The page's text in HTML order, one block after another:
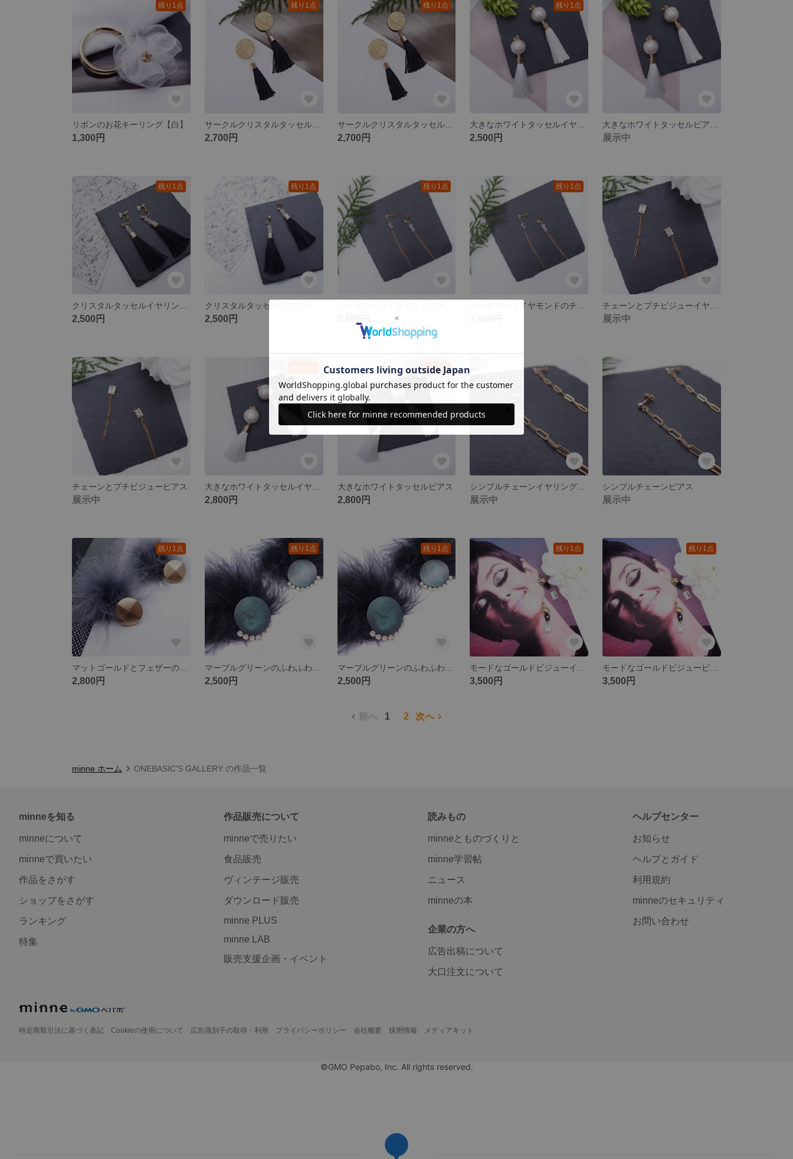
残り1点
リボンのお花キーリング【白】
1,300円
残り1点
サークルクリスタルタッセルイヤリング
2,700円
残り1点
サークルクリスタルタッセルピアス
2,700円
残り1点
2,500円 展示中
残り1点
2,500円
残り1点
クリスタルタッセルピアスS
2,500円
残り1点 残り1点
展示中
チェーンとプチビジューピアス
展示中 2,800円
残り1点
大きなホワイトタッセルピアス
2,800円 展示中
シンプルチェーンピアス
展示中
残り1点
2,800円
残り1点
2,500円
残り1点
2,500円
残り1点
3,500円
残り1点
3,500円
前へ 1 2 次へ
minne ホーム ONEBASIC'S GALLERY の作品一覧
minneを知る
minneについて
minneで買いたい
作品をさがす
ショップをさがす
ランキング
特集
作品販売について
minneで売りたい
食品販売
ヴィンテージ販売
ダウンロード販売
minne PLUS
minne LAB
販売支援企画・イベント
読みもの
minneとものづくりと
minne学習帖
ニュース
minneの本
企業の方へ
広告出稿について
大口注文について
ヘルプセンター
お知らせ
ヘルプとガイド
利用規約
minneのセキュリティ
お問い合わせ
特定商取引法に基づく表記 Cookieの使用について 広告識別子の取得・利用 プライバシーポリシー 会社概要 採用情報 メディアキット
©GMO Pepabo, Inc. All rights reserved.